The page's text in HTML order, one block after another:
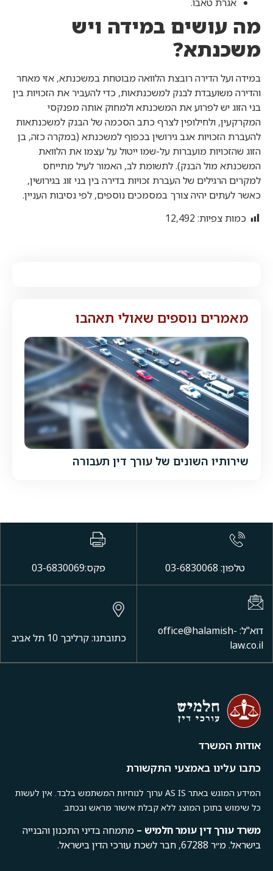
מאמרים נוספים שאולי תאהבו
שירותיו השונים של עורך דין תעבורה
מה עושים במידה ויש
משכנתא?
במידה ועל הדירה רובצת הלוואה מבוטחת במשכנתא, אזי מאחר
והדירה משועבדת לבנק למשכנתאות, כדי להעביר את הזכויות בין
בני הזוג יש לפרוע את המשכנתא ולמחוק אותה מפנקסי
המקרקעין, ולחילופין לצרף כתב הסכמה של הבנק למשכנתאות
להעברת הזכויות אגב גירושין בכפוף למשכנתא (במקרה כזה, בן
הזוג שהזכויות מועברות על-שמו ייטול על עצמו את הלוואת
המשכנתא מול הבנק). לתשומת לב, האמור לעיל מתייחס
למקרים הרגילים של העברת זכויות בדירה בין בני זוג בגירושין,
כאשר לעתים יהיה צורך במסמכים נוספים, לפי נסיבות העניין.
כמות צפיות: 12,492
טלפון: 03-6830068 פקס:03-6830069
דוא"ל: office@halamish-
law.co.il
כתובתנו: קרליבך 10 תל אביב
אודות המשרד
כתבו עלינו באמצעי התקשורת
המידע המוגש באתר AS IS ערוך לנוחיות המשתמש בלבד. אין לעשות
כל שימוש בתוכן המוצג ללא קבלת אישור מראש ובכתב.
משרד עורךדיןעומרחלמיש – מתמחה בדיני התכנון והבנייה
בישראל. מ״ר 67288, חבר לשכת עורכי הדין בישראל.